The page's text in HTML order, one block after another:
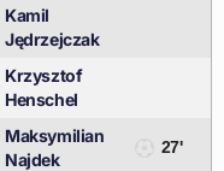
Kamil
Jędrzejczak
Krzysztof
Henschel
Maksymilian
Najdek
27'